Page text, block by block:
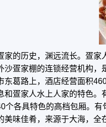
的历史，渊远流长。疍家
沙疍家棚的连锁经营机构，
东葛路上，酒店经营面积
和疍家人水上人家的特色。
个各具特色的高档包厢。有
美味佳肴，来源于大海，全